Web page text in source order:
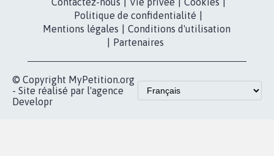
Politique de confidentialité
Mentions légales
Conditions d'utilisation
Partenaires
© Copyright MyPetition.org
- Site réalisé par l'agence
Developr